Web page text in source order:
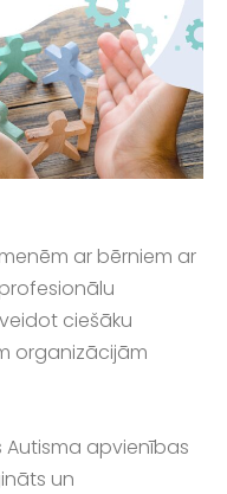
ar bērniem ar
ciešāku
organizācijām
Autisma apvienības
un